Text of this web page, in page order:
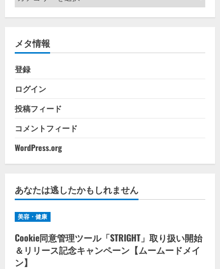
テ
ゴ
ー
メタ情報
登録
ログイン
投稿フィード
コメントフィード
WordPress.org
あなたは逃したかもしれません
美容・健康
Cookie同意管理ツール「STRIGHT」取り扱い開始
＆リリース記念キャンペーン【ムームードメイ
ン】